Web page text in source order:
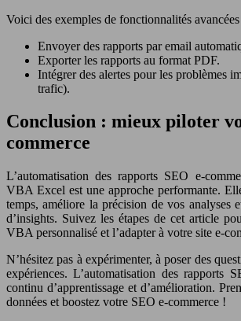
Voici des exemples de fonctionnalités avancées
Envoyer des rapports par email
Exporter les rapports au format PDF.
Intégrer des alertes pour les problèmes
trafic).
Conclusion : mieux piloter
commerce
L’automatisation des rapports SEO e-
VBA Excel est une approche performante.
temps, améliore la précision de vos analyses
d’insights. Suivez les étapes de cet article
VBA personnalisé et l’adapter à votre site e-
N’hésitez pas à expérimenter, à poser des
expériences. L’automatisation des rapports
continu d’apprentissage et d’amélioration.
données et boostez votre SEO e-commerce !